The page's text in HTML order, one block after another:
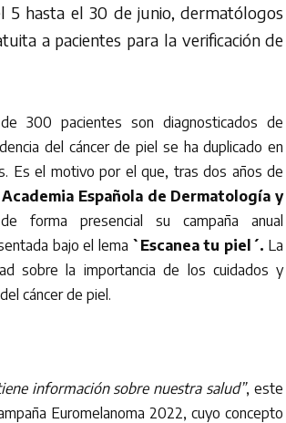
5 hasta el 30 de junio, dermatólogos
a pacientes para la verificación de
300 pacientes son diagnosticados de
del cáncer de piel se ha duplicado en
Es el motivo por el que, tras dos años de
Española de Dermatología y
forma presencial su campaña anual
bajo el lema `Escanea tu piel´. La
sobre la importancia de los cuidados y
cáncer de piel.
información sobre nuestra salud”, este
Euromelanoma 2022, cuyo concepto